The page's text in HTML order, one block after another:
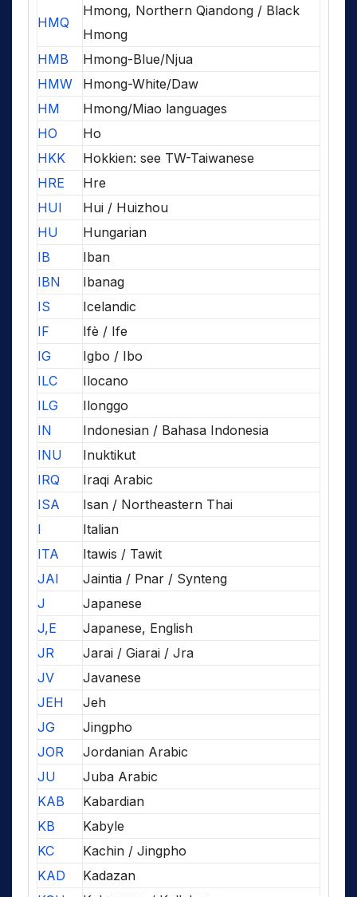
HMQ
Hmong, Northern Qiandong / Black
Hmong
HMB
Hmong-Blue/Njua
HMW
Hmong-White/Daw
HM
Hmong/Miao languages
HO
Ho
HKK
Hokkien: see TW-Taiwanese
HRE
Hre
HUI
Hui / Huizhou
HU
Hungarian
IB
Iban
IBN
Ibanag
IS
Icelandic
IF
Ifè / Ife
IG
Igbo / Ibo
ILC
Ilocano
ILG
Ilonggo
IN
Indonesian / Bahasa Indonesia
INU
Inuktikut
IRQ
Iraqi Arabic
ISA
Isan / Northeastern Thai
I
Italian
ITA
Itawis / Tawit
JAI
Jaintia / Pnar / Synteng
J
Japanese
J,E
Japanese, English
JR
Jarai / Giarai / Jra
JV
Javanese
JEH
Jeh
JG
Jingpho
JOR
Jordanian Arabic
JU
Juba Arabic
KAB
Kabardian
KB
Kabyle
KC
Kachin / Jingpho
KAD
Kadazan